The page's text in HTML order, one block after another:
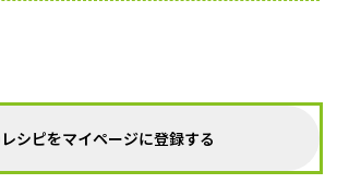
シピをマイページに登録する